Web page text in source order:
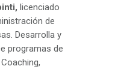
licenciado
de
Desarrolla y
programas de